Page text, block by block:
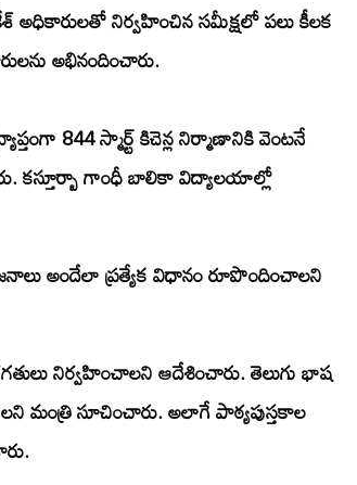
అధికారులతో నిర్వహించిన సమీక్షలో పలు కీలక
అభినందించారు.
844 స్మార్ట్ కిచెన్ల నిర్మాణానికి వెంటనే
కస్తూర్బా గాంధీ బాలికా విద్యాలయాల్లో
అందేలా ప్రత్యేక విధానం రూపొందించాలని
నిర్వహించాలని ఆదేశించారు. తెలుగు భాష
మంత్రి సూచించారు. అలాగే పాఠ్యపుస్తకాల